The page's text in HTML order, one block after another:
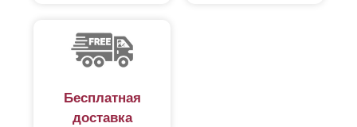
Бесплатная
доставка